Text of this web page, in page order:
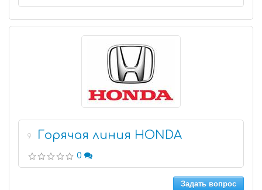
9 Горячая линия HONDA
0
Задать вопрос